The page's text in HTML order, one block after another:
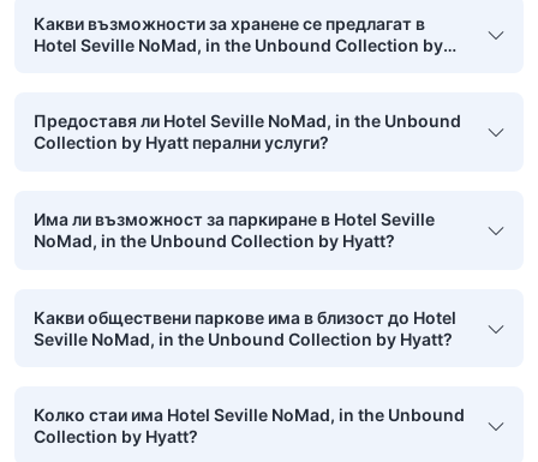
Какви възможности за хранене се предлагат в
Hotel Seville NoMad, in the Unbound Collection by
Предоставя ли Hotel Seville NoMad, in the Unbound
Collection by Hyatt перални услуги?
Има ли възможност за паркиране в Hotel Seville
NoMad, in the Unbound Collection by Hyatt?
Какви обществени паркове има в близост до Hotel
Seville NoMad, in the Unbound Collection by Hyatt?
Колко стаи има Hotel Seville NoMad, in the Unbound
Collection by Hyatt?